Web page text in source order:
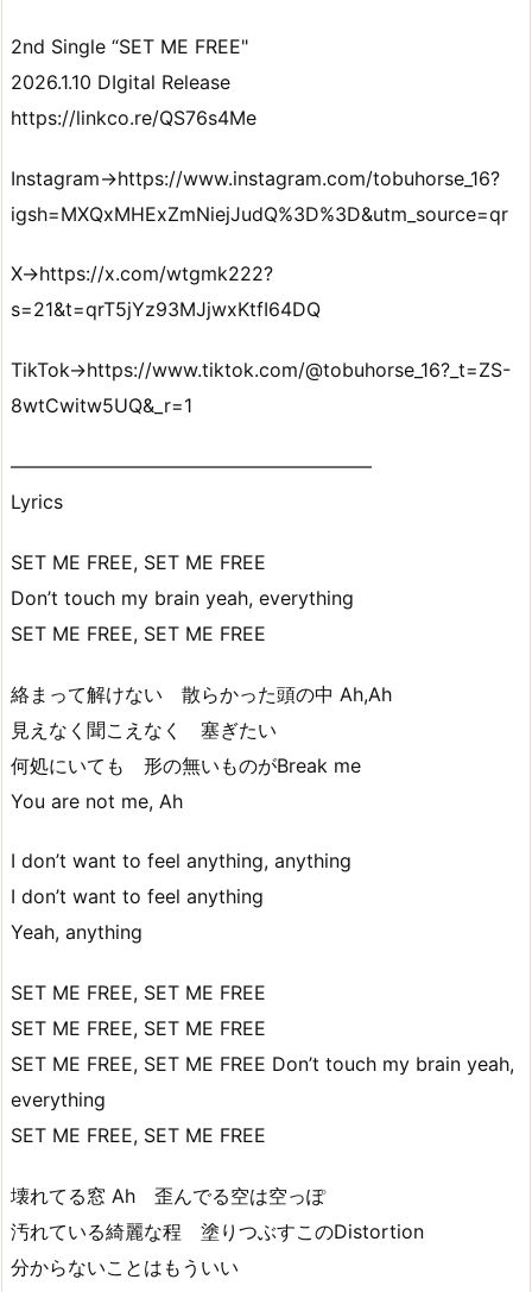
2nd Single “SET ME FREE"
2026.1.10 DIgital Release
https://linkco.re/QS76s4Me
Instagram→https://www.instagram.com/tobuhorse_16?
igsh=MXQxMHExZmNiejJudQ%3D%3D&utm_source=qr
X→https://x.com/wtgmk222?
s=21&t=qrT5jYz93MJjwxKtfI64DQ
TikTok→https://www.tiktok.com/@tobuhorse_16?_t=ZS-
8wtCwitw5UQ&_r=1
———————————————————
Lyrics
SET ME FREE, SET ME FREE
Don’t touch my brain yeah, everything
SET ME FREE, SET ME FREE
絡まって解けない 散らかった頭の中 Ah,Ah
見えなく聞こえなく 塞ぎたい
何処にいても 形の無いものがBreak me
You are not me, Ah
I don’t want to feel anything, anything
I don’t want to feel anything
Yeah, anything
SET ME FREE, SET ME FREE
SET ME FREE, SET ME FREE
SET ME FREE, SET ME FREE Don’t touch my brain yeah,
everything
SET ME FREE, SET ME FREE
壊れてる窓 Ah 歪んでる空は空っぽ
汚れている綺麗な程 塗りつぶすこのDistortion
分からないことはもういい